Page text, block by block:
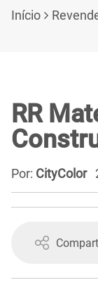
Início
RR
Por: CityColor